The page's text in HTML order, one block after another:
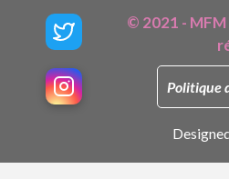
© 2021 -
Politique